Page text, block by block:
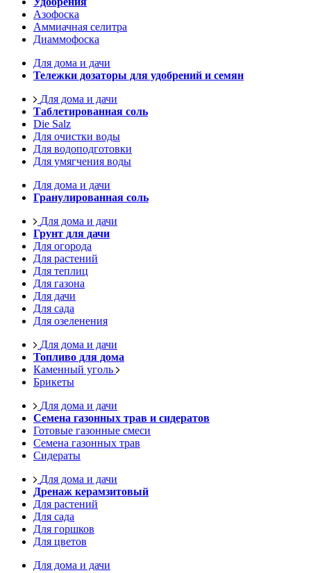
Азофоска
Аммиачная селитра
Диаммофоска
Для дома и дачи
Тележки дозаторы для удобрений и семян
Для дома и дачи
Таблетированная соль
Die Salz
Для очистки воды
Для водоподготовки
Для умягчения воды
Для дома и дачи
Гранулированная соль
Для дома и дачи
Грунт для дачи
Для огорода
Для растений
Для теплиц
Для газона
Для дачи
Для сада
Для озеленения
Для дома и дачи
Топливо для дома
Каменный уголь
Брикеты
Для дома и дачи
Семена газонных трав и сидератов
Готовые газонные смеси
Семена газонных трав
Сидераты
Для дома и дачи
Дренаж керамзитовый
Для растений
Для сада
Для горшков
Для цветов
Для дома и дачи